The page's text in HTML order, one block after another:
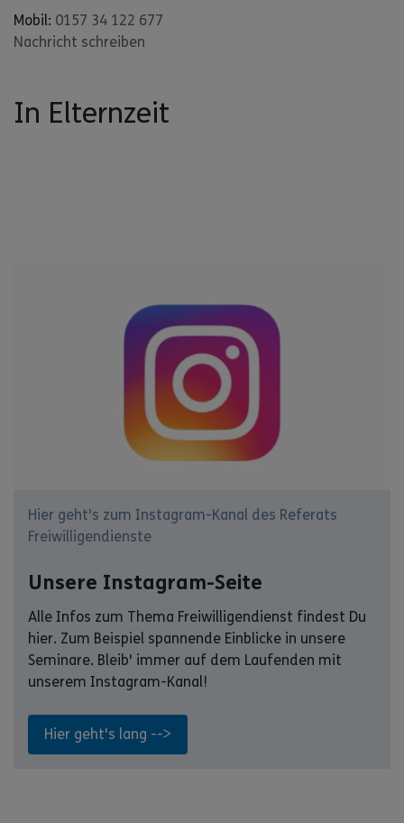
Mobil: 0157 34 122 677
Nachricht schreiben
In Elternzeit
Hier geht's zum Instagram-Kanal des Referats
Freiwilligendienste
Unsere Instagram-Seite
Alle Infos zum Thema Freiwilligendienst findest Du
hier. Zum Beispiel spannende Einblicke in unsere
Seminare. Bleib' immer auf dem Laufenden mit
unserem Instagram-Kanal!
Hier geht's lang -->